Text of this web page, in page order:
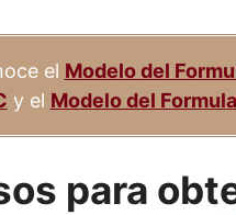
el Modelo del
y el Modelo del
para